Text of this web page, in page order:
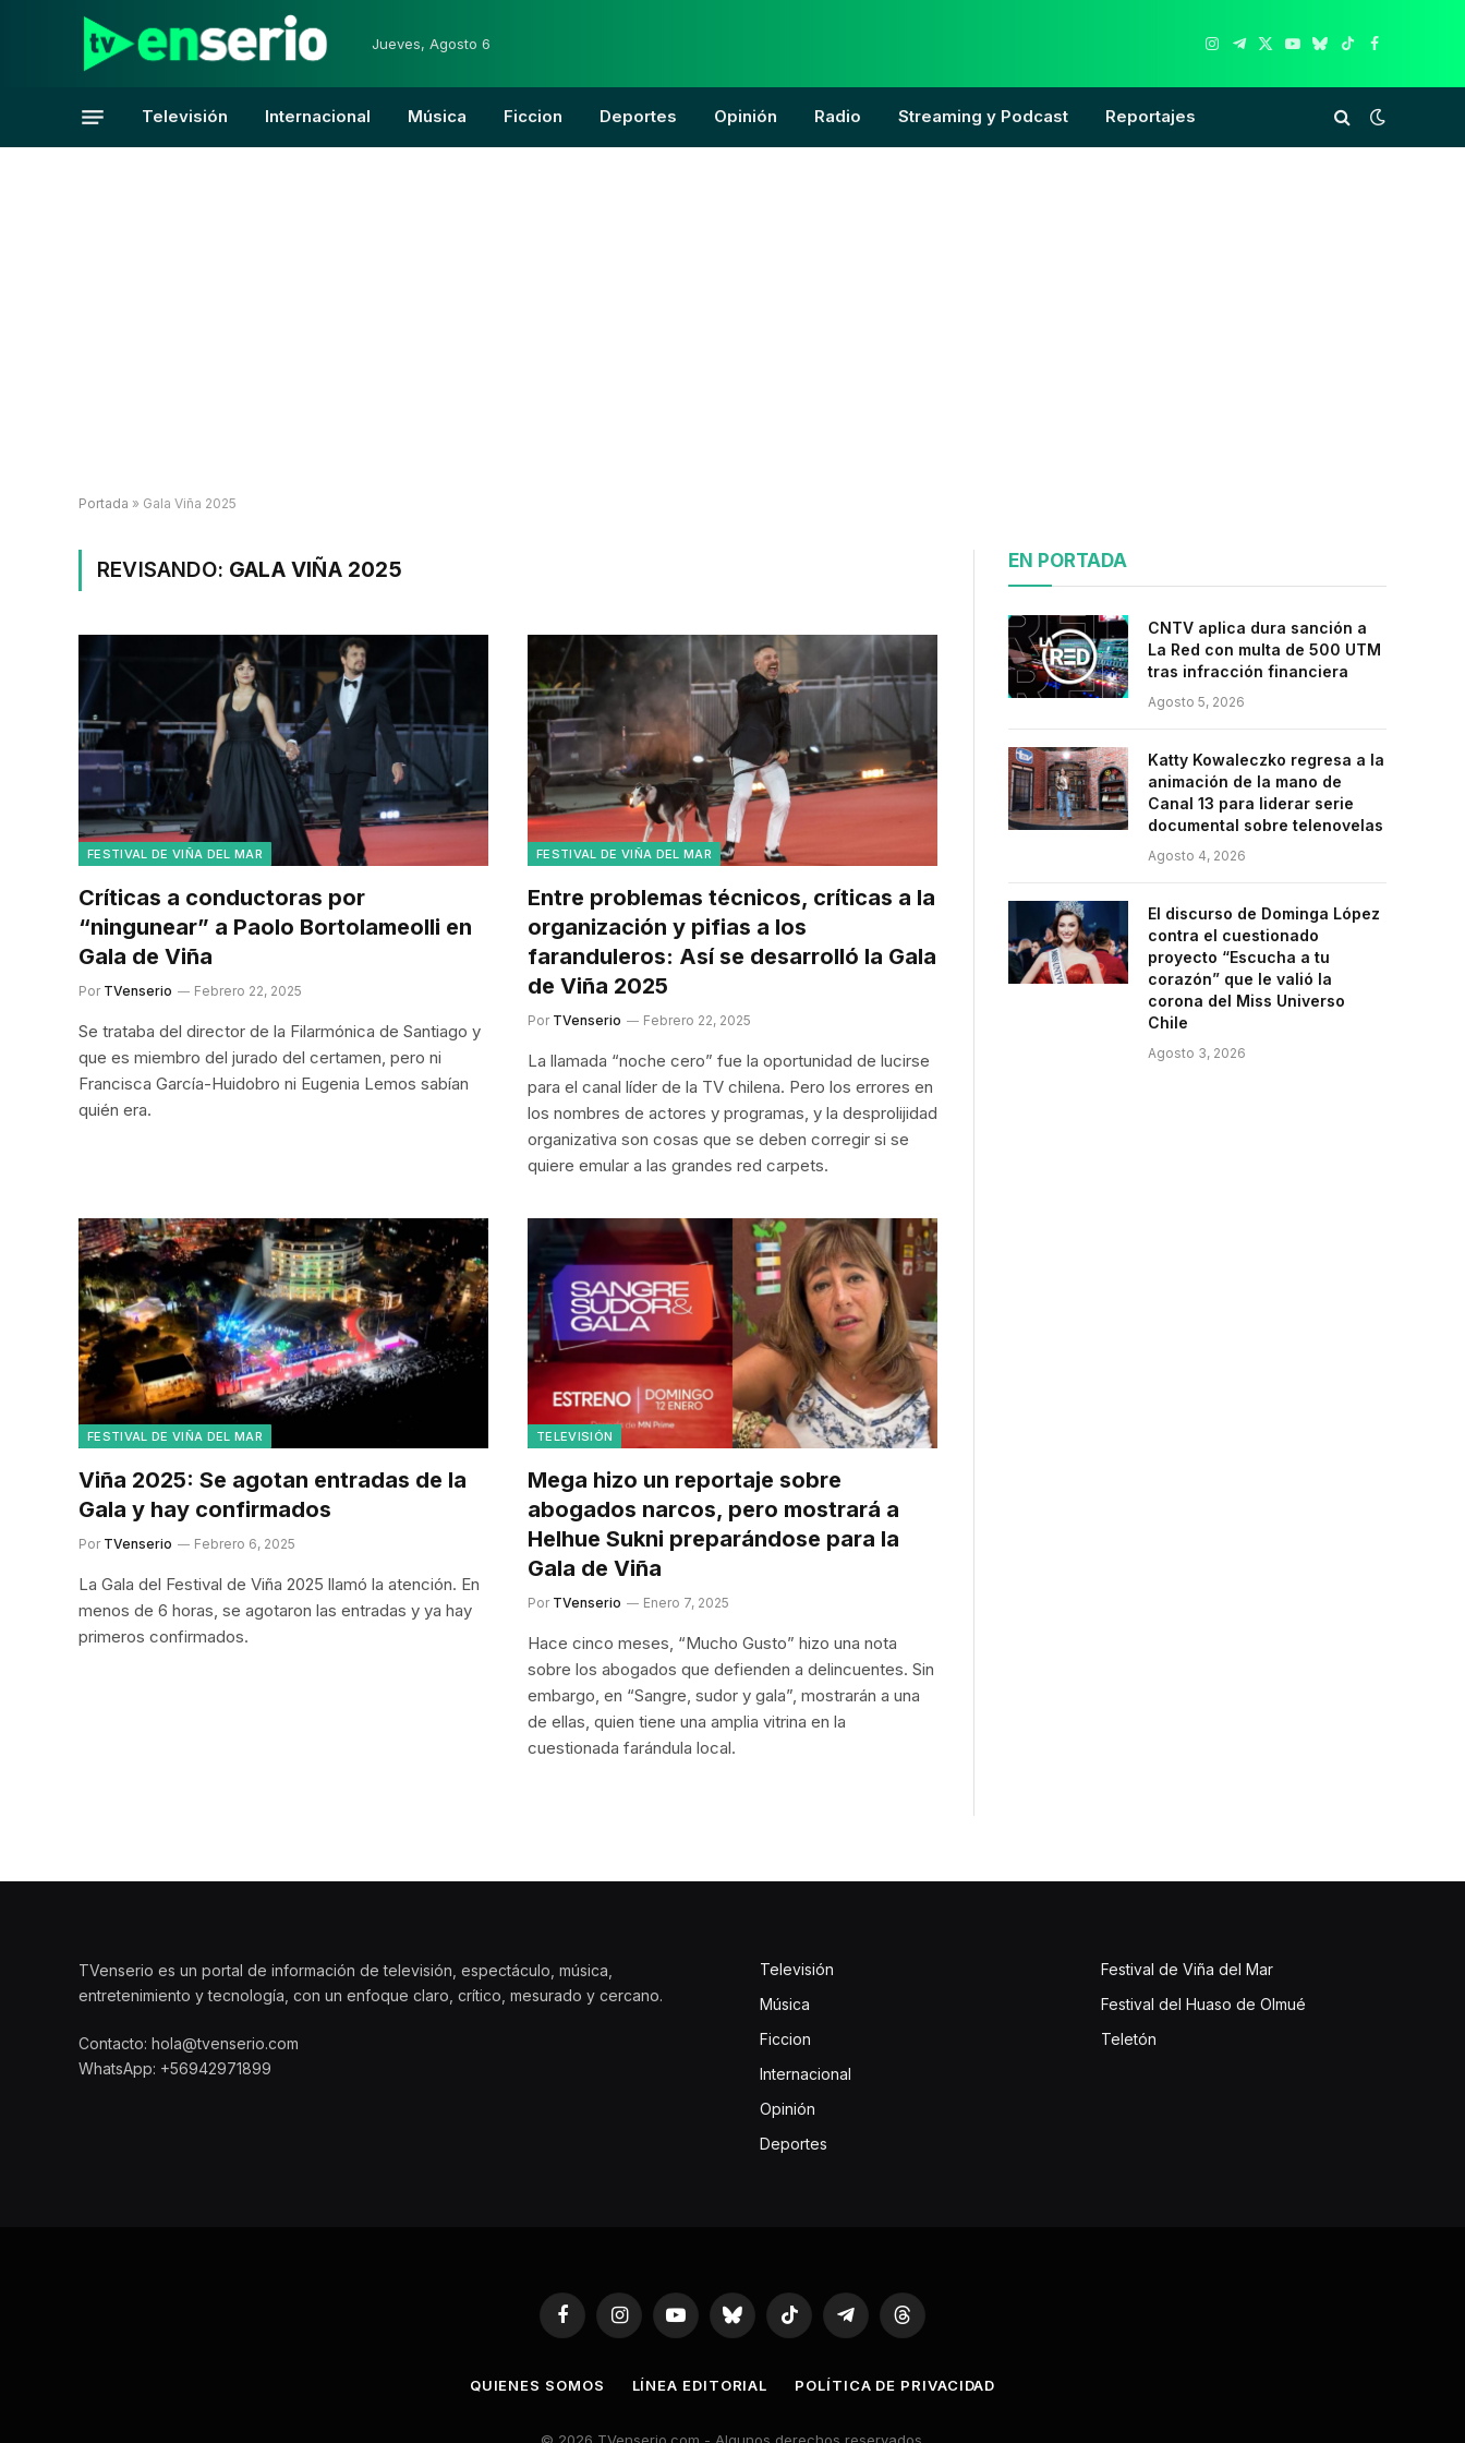
Jueves, Agosto 6
Instagram
Telegram
X
YouTube
Bluesky
TikTokFacebook
Televisión Internacional Música Ficcion Deportes Opinión Radio Streaming y Podcast Reportajes
Portada » Gala Viña 2025
REVISANDO: GALA VIÑA 2025
FESTIVAL DE VIÑA DEL MAR
Críticas a conductoras por
“ningunear” a Paolo Bortolameolli en
Gala de Viña
Por TVenserio Febrero 22, 2025
Se trataba del director de la Filarmónica de Santiago y
que es miembro del jurado del certamen, pero ni
Francisca García-Huidobro ni Eugenia Lemos sabían
quién era.
FESTIVAL DE VIÑA DEL MAR
Entre problemas técnicos, críticas a la
organización y pifias a los
faranduleros: Así se desarrolló la Gala
de Viña 2025
Por TVenserio Febrero 22, 2025
La llamada “noche cero” fue la oportunidad de lucirse
para el canal líder de la TV chilena. Pero los errores en
los nombres de actores y programas, y la desprolijidad
organizativa son cosas que se deben corregir si se
quiere emular a las grandes red carpets.
FESTIVAL DE VIÑA DEL MAR
Viña 2025: Se agotan entradas de la
Gala y hay confirmados
Por TVenserio Febrero 6, 2025
La Gala del Festival de Viña 2025 llamó la atención. En
menos de 6 horas, se agotaron las entradas y ya hay
primeros confirmados.
TELEVISIÓN
Mega hizo un reportaje sobre
abogados narcos, pero mostrará a
Helhue Sukni preparándose para la
Gala de Viña
Por TVenserio Enero 7, 2025
Hace cinco meses, “Mucho Gusto” hizo una nota
sobre los abogados que defienden a delincuentes. Sin
embargo, en “Sangre, sudor y gala”, mostrarán a una
de ellas, quien tiene una amplia vitrina en la
cuestionada farándula local.
EN PORTADA
CNTV aplica dura sanción a
La Red con multa de 500 UTM
tras infracción financiera
Agosto 5, 2026
Katty Kowaleczko regresa a la
animación de la mano de
Canal 13 para liderar serie
documental sobre telenovelas
Agosto 4, 2026
El discurso de Dominga López
contra el cuestionado
proyecto “Escucha a tu
corazón” que le valió la
corona del Miss Universo
Chile
Agosto 3, 2026
TVenserio es un portal de información de televisión, espectáculo, música,
entretenimiento y tecnología, con un enfoque claro, crítico, mesurado y cercano.
Contacto: hola@tvenserio.com
WhatsApp: +56942971899
Televisión
Música
Ficcion
Internacional
Opinión
Deportes
Festival de Viña del Mar
Festival del Huaso de Olmué
Teletón
FacebookInstagramYouTubeBluesky TikTok TelegramThreads
QUIENES SOMOS LÍNEA EDITORIAL POLÍTICA DE PRIVACIDAD